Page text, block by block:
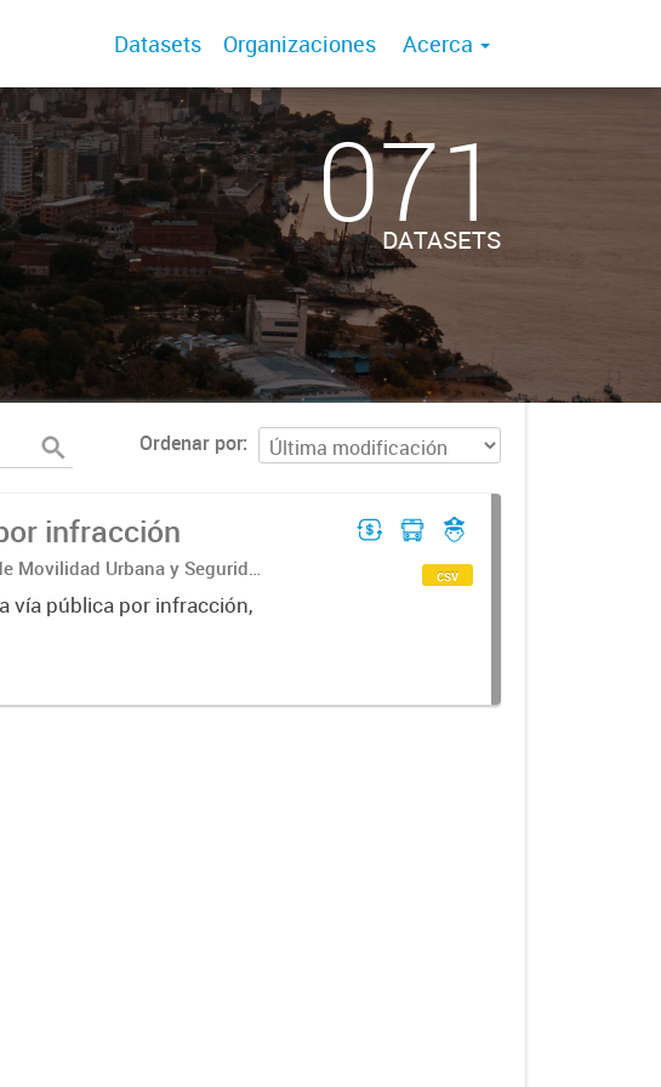
Datasets Organizaciones Acerca
071
DATASETS
Ordenar por
infracción
Movilidad Urbana y Seguridad
vía pública por infracción,
csv